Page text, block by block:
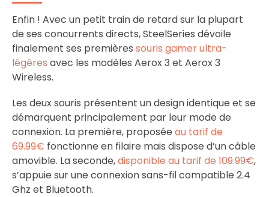
Enfin ! Avec un petit train de retard sur la plupart
de ses concurrents directs, SteelSeries dévoile
finalement ses premières souris gamer ultra-
légères avec les modèles Aerox 3 et Aerox 3
Wireless.
Les deux souris présentent un design identique et se
démarquent principalement par leur mode de
connexion. La première, proposée au tarif de
69.99€ fonctionne en filaire mais dispose d’un câble
amovible. La seconde,disponible au tarif de 109.99€,
s’appuie sur une connexion sans-fil compatible 2.4
Ghz et Bluetooth.